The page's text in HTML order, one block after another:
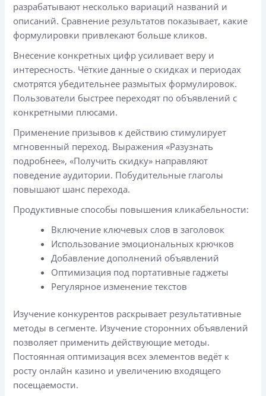
разрабатывают несколько вариаций названий и
описаний. Сравнение результатов показывает, какие
формулировки привлекают больше кликов.
Внесение конкретных цифр усиливает веру и
интересность. Чёткие данные о скидках и периодах
смотрятся убедительнее размытых формулировок.
Пользователи быстрее переходят по объявлений с
конкретными плюсами.
Применение призывов к действию стимулирует
мгновенный переход. Выражения «Разузнать
подробнее», «Получить скидку» направляют
поведение аудитории. Побудительные глаголы
повышают шанс перехода.
Продуктивные способы повышения кликабельности:
Включение ключевых слов в заголовок
Использование эмоциональных крючков
Добавление дополнений объявлений
Оптимизация под портативные гаджеты
Регулярное изменение текстов
Изучение конкурентов раскрывает результативные
методы в сегменте. Изучение сторонних объявлений
позволяет применить действующие методы.
Постоянная оптимизация всех элементов ведёт к
росту онлайн казино и увеличению входящего
посещаемости.